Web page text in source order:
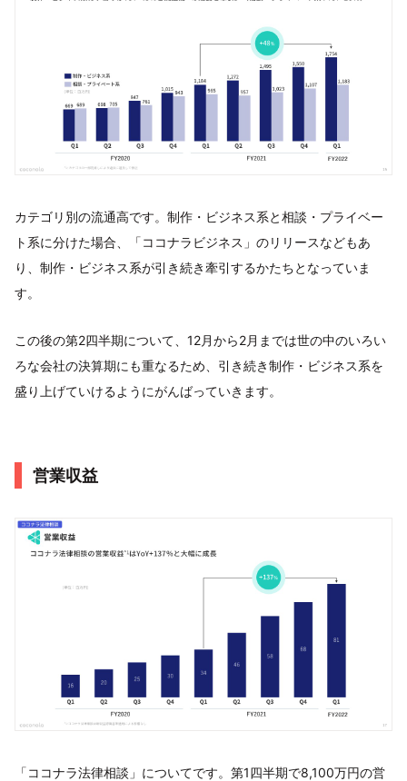
カテゴリ別の流通高です。制作・ビジネス系と相談・プライベー
ト系に分けた場合、「ココナラビジネス」のリリースなどもあ
り、制作・ビジネス系が引き続き牽引するかたちとなっていま
す。
この後の第2四半期について、12月から2月までは世の中のいろい
ろな会社の決算期にも重なるため、引き続き制作・ビジネス系を
盛り上げていけるようにがんばっていきます。
営業収益
「ココナラ法律相談」についてです。第1四半期で8,100万円の営